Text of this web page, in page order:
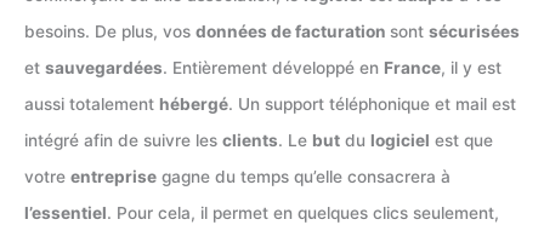
besoins. De plus, vos données de facturation sont sécurisées
et sauvegardées. Entièrement développé en France, il y est
aussi totalement hébergé. Un support téléphonique et mail est
intégré afin de suivre les clients. Le but du logiciel est que
votre entreprise gagne du temps qu’elle consacrera à
l’essentiel. Pour cela, il permet en quelques clics seulement,